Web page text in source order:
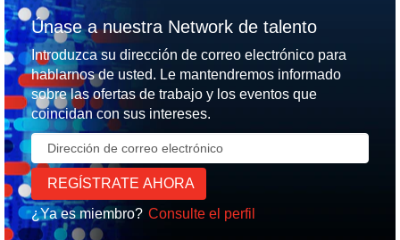
Únase a nuestra Network de talento
Introduzca su dirección de correo electrónico para
hablarnos de usted. Le mantendremos informado
sobre las ofertas de trabajo y los eventos que
coincidan con sus intereses.
¿Ya es miembro? Consulte el perfil